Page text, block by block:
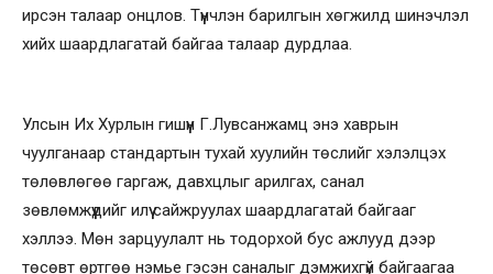
ирсэн талаар онцлов. Түүнчлэн барилгын хөгжилд шинэчлэл
хийх шаардлагатай байгаа талаар дурдлаа.
Улсын Их Хурлын гишүүн Г.Лувсанжамц энэ хаврын
чуулганаар стандартын тухай хуулийн төслийг хэлэлцэх
төлөвлөгөө гаргаж, давхцлыг арилгах, санал
зөвлөмжүүдийг илүү сайжруулах шаардлагатай байгааг
хэллээ. Мөн зарцуулалт нь тодорхой бус ажлууд дээр
төсөвт өртгөө нэмье гэсэн саналыг дэмжихгүй байгаагаа